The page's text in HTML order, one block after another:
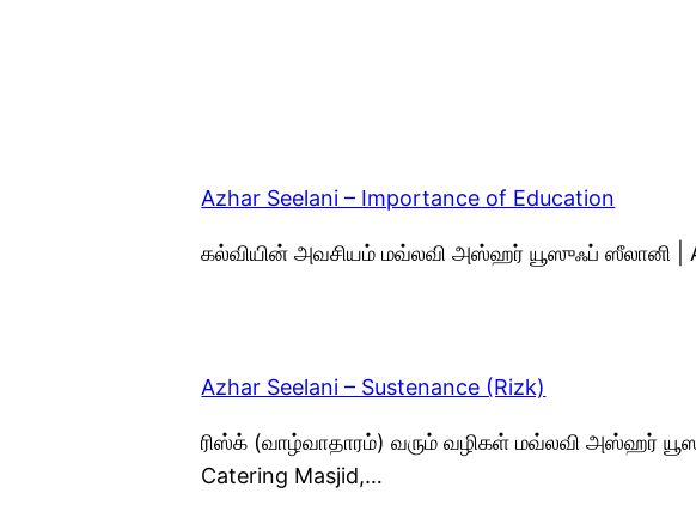
Azhar Seelani – Importance of Education
கல்வியின் அவசியம் மவ்லவி அஸ்ஹர் யூஸுஃப் ஸீலானி |
Azhar Seelani – Sustenance (Rizk)
ரிஸ்க் (வாழ்வாதாரம்) வரும் வழிகள் மவ்லவி அஸ்ஹர்
Catering Masjid,…